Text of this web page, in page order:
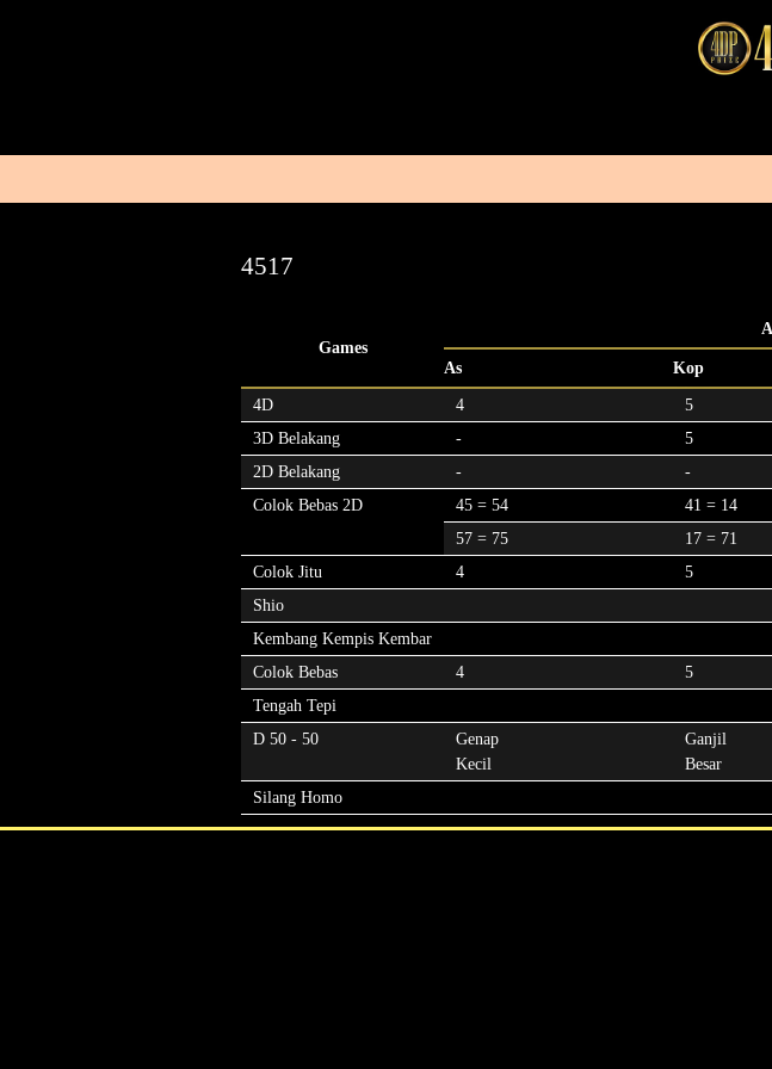
4517
Games
As Kop
4D 4 5
3D Belakang
- 5
2D Belakang
- -
Colok Bebas 2D
45 = 54 41 = 14
57 = 75
17 = 71
Colok Jitu
4 5
Shio
Kembang Kempis Kembar
Colok Bebas
4 5
Tengah Tepi
D 50 - 50
Genap
Kecil
Ganjil
Besar
Silang Homo